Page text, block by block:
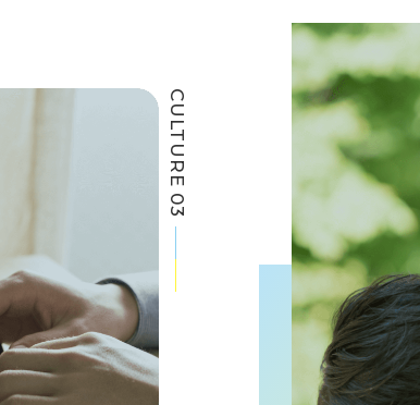
CULTURE 03